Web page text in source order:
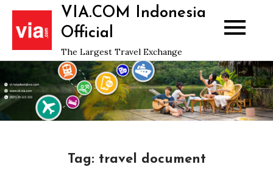
Skip
content
VIA.COM Indonesia
Official
The Largest Travel Exchange
Tag: travel document